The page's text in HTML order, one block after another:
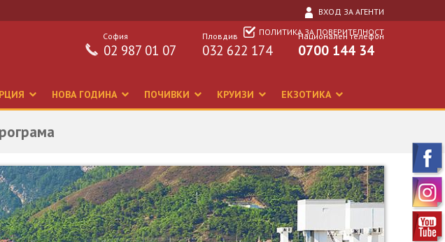
ВХОД ЗА АГЕНТИ
ПОЛИТИКА ЗА ПОВЕРИТЕЛНОСТ
Национален телефон
0700 144 34
Пловдив
032 622 174
София
02 987 01 07
НОВА ГОДИНА ПОЧИВКИ КРУИЗИ ЕКЗОТИКА